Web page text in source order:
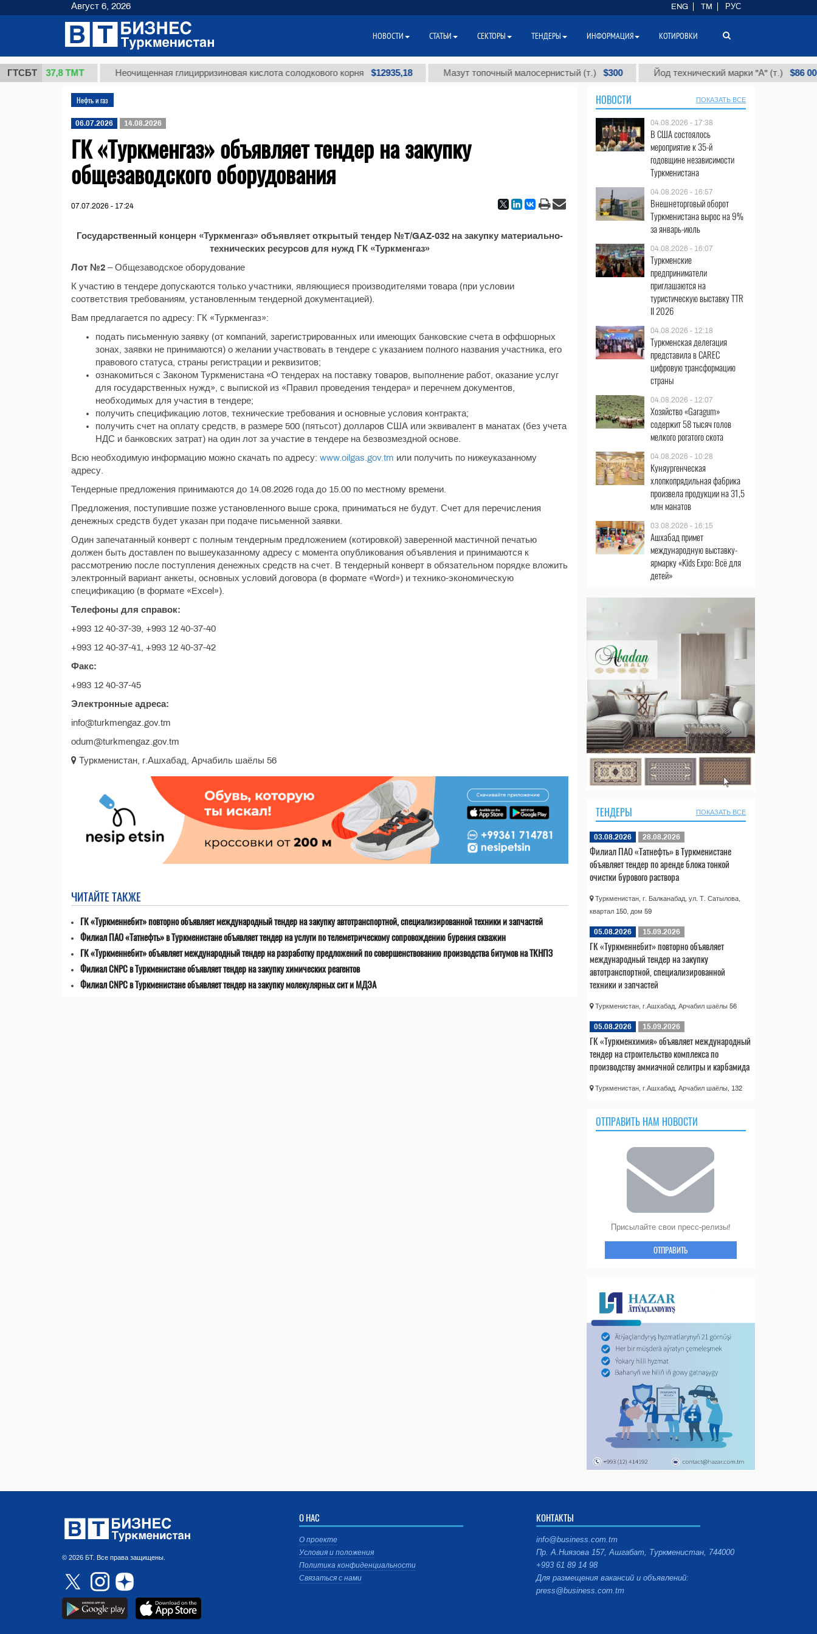
ГТСБТ37,8 ТМТ Неочищенная глицирризиновая кислота солодкового корня $12935,18 Мазут топочный малосернистый (т.) $300 Йод технический марки "А" (т.) $86 000
Нефть и газ
06.07.2026 14.08.2026
ГК «Туркменгаз» объявляет тендер на закупку
общезаводского оборудования
07.07.2026 - 17:24
Государственный концерн «Туркменгаз» объявляет открытый тендер №T/GAZ-032 на закупку материально-
технических ресурсов для нужд ГК «Туркменгаз»
Лот №2 – Общезаводское оборудование
К участию в тендере допускаются только участники, являющиеся производителями товара (при условии
соответствия требованиям, установленным тендерной документацией).
Вам предлагается по адресу: ГК «Туркменгаз»:
подать письменную заявку (от компаний, зарегистрированных или имеющих банковские счета в оффшорных
зонах, заявки не принимаются) о желании участвовать в тендере с указанием полного названия участника, его
правового статуса, страны регистрации и реквизитов;
ознакомиться с Законом Туркменистана «О тендерах на поставку товаров, выполнение работ, оказание услуг
для государственных нужд», с выпиской из «Правил проведения тендера» и перечнем документов,
необходимых для участия в тендере;
получить спецификацию лотов, технические требования и основные условия контракта;
получить счет на оплату средств, в размере 500 (пятьсот) долларов США или эквивалент в манатах (без учета
НДС и банковских затрат) на один лот за участие в тендере на безвозмездной основе.
Всю необходимую информацию можно скачать по адресу: www.oilgas.gov.tm или получить по нижеуказанному
адресу.
Тендерные предложения принимаются до 14.08.2026 года до 15.00 по местному времени.
Предложения, поступившие позже установленного выше срока, приниматься не будут. Счет для перечисления
денежных средств будет указан при подаче письменной заявки.
Один запечатанный конверт с полным тендерным предложением (котировкой) заверенной мастичной печатью
должен быть доставлен по вышеуказанному адресу с момента опубликования объявления и принимаются к
рассмотрению после поступления денежных средств на счет. В тендерный конверт в обязательном порядке вложить
электронный вариант анкеты, основных условий договора (в формате «Word») и технико-экономическую
спецификацию (в формате «Excel»).
Телефоны для справок:
+993 12 40-37-39, +993 12 40-37-40
+993 12 40-37-41, +993 12 40-37-42
Факс:
+993 12 40-37-45
Электронные адреса:
info@turkmengaz.gov.tm
odum@turkmengaz.gov.tm
Туркменистан, г.Ашхабад, Арчабиль шаёлы 56
ЧИТАЙТЕ ТАКЖЕ
ГК «Туркменнебит» повторно объявляет международный тендер на закупку автотранспортной, специализированной техники и запчастей
Филиал ПАО «Татнефть» в Туркменистане объявляет тендер на услуги по телеметрическому сопровождению бурения скважин
ГК «Туркменнебит» объявляет международный тендер на разработку предложений по совершенствованию производства битумов на ТКНПЗ
Филиал CNPC в Туркменистане объявляет тендер на закупку химических реагентов
Филиал CNPC в Туркменистане объявляет тендер на закупку молекулярных сит и МДЭА
НОВОСТИ ПОКАЗАТЬ ВСЕ
04.08.2026 - 17:38
В США состоялось
мероприятие к 35-й
годовщине независимости
Туркменистана
04.08.2026 - 16:57
Внешнеторговый оборот
Туркменистана вырос на 9%
за январь-июль
04.08.2026 - 16:07
Туркменские
предприниматели
приглашаются на
туристическую выставку TTR
II 2026
04.08.2026 - 12:18
Туркменская делегация
представила в CAREC
цифровую трансформацию
страны
04.08.2026 - 12:07
Хозяйство «Garagum»
содержит 58 тысяч голов
мелкого рогатого скота
04.08.2026 - 10:28
Куняургенческая
хлопкопрядильная фабрика
произвела продукции на 31,5
млн манатов
03.08.2026 - 16:15
Ашхабад примет
международную выставку-
ярмарку «Kids Expo: Всё для
детей»
ТЕНДЕРЫ ПОКАЗАТЬ ВСЕ
03.08.2026 28.08.2026
Филиал ПАО «Татнефть» в Туркменистане
объявляет тендер по аренде блока тонкой
очистки бурового раствора
Туркменистан, г. Балканабад, ул. Т. Сатылова,
квартал 150, дом 59
05.08.2026 15.09.2026
ГК «Туркменнебит» повторно объявляет
международный тендер на закупку
автотранспортной, специализированной
техники и запчастей
Туркменистан, г.Ашхабад, Арчабил шаёлы 56
05.08.2026 15.09.2026
ГК «Туркменхимия» объявляет международный
тендер на строительство комплекса по
производству аммиачной селитры и карбамида
Туркменистан, г.Ашхабад, Арчабил шаёлы, 132
ОТПРАВИТЬ НАМ НОВОСТИ
Присылайте свои пресс-релизы!
ОТПРАВИТЬ
© 2026 БТ. Все права защищены.
О НАС
О проекте
Условия и положения
Политика конфиденциальности
Связаться с нами
КОНТАКТЫ
info@business.com.tm
Пр. А.Ниязова 157, Ашгабат, Туркменистан, 744000
+993 61 89 14 98
Для размещения вакансий и объявлений:
press@business.com.tm
Август 6, 2026 ENG TM РУС
НОВОСТИ СТАТЬИ СЕКТОРЫ ТЕНДЕРЫ ИНФОРМАЦИЯ КОТИРОВКИ